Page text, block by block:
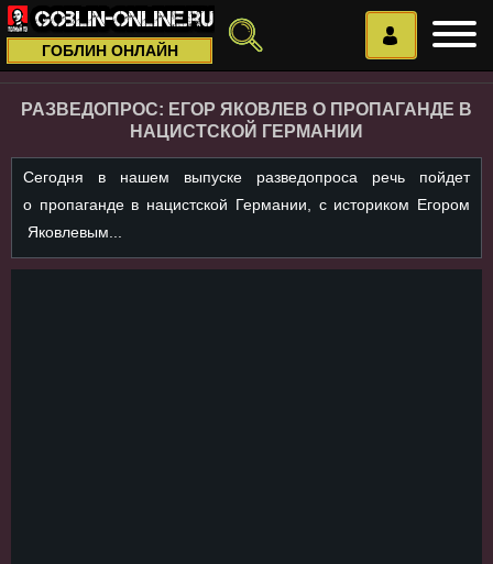
ГОБЛИН ОНЛАЙН
РАЗВЕДОПРОС: ЕГОР ЯКОВЛЕВ О ПРОПАГАНДЕ В
НАЦИСТСКОЙ ГЕРМАНИИ
Сегодня в нашем выпуске разведопроса речь пойдет
о пропаганде в нацистской Германии, с историком Егором
Яковлевым...